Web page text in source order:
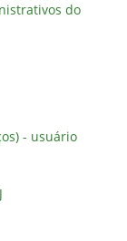
do
- usuário